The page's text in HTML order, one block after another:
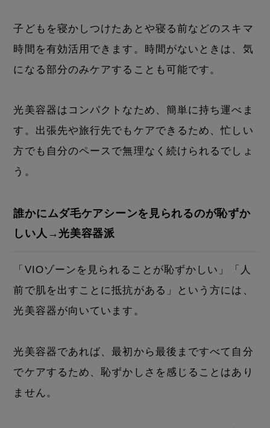
子どもを寝かしつけたあとや寝る前などのスキマ
時間を有効活用できます。時間がないときは、気
になる部分のみケアすることも可能です。
光美容器はコンパクトなため、簡単に持ち運べま
す。出張先や旅行先でもケアできるため、忙しい
方でも自分のペースで無理なく続けられるでしょ
う。
誰かにムダ毛ケアシーンを見られるのが恥ずか
しい人→光美容器派
「VIOゾーンを見られることが恥ずかしい」「人
前で肌を出すことに抵抗がある」という方には、
光美容器が向いています。
光美容器であれば、最初から最後まですべて自分
でケアするため、恥ずかしさを感じることはあり
ません。